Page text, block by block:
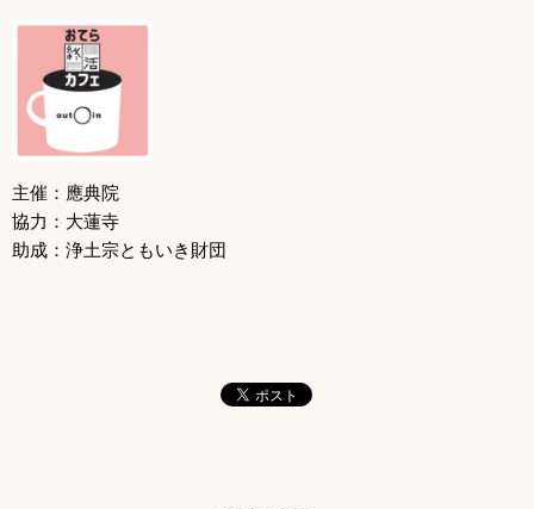
主催：應典院
協力：大蓮寺
助成：浄土宗ともいき財団